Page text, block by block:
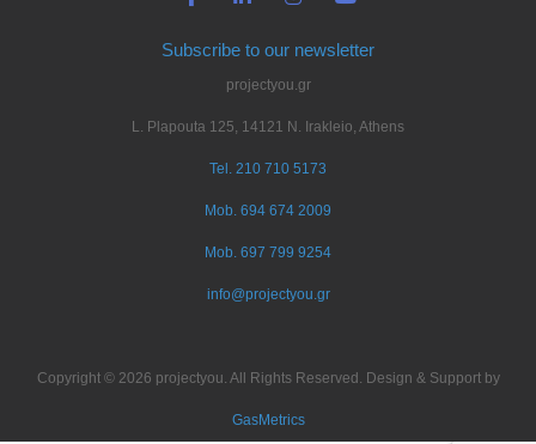
Subscribe to our newsletter
projectyou.gr
L. Plapouta 125, 14121 N. Irakleio, Athens
Tel. 210 710 5173
Mob. 694 674 2009
Mob. 697 799 9254
info@projectyou.gr
Copyright © 2026 projectyou. All Rights Reserved. Design & Support by
GasMetrics